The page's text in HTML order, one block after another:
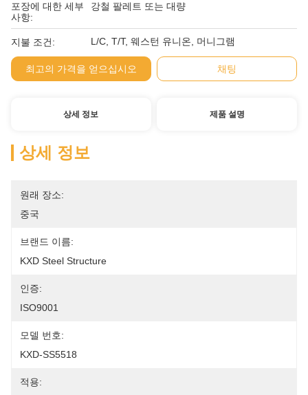
포장에 대한 세부
사항:
강철 팔레트 또는 대량
지불 조건: L/C, T/T, 웨스턴 유니온, 머니그램
최고의 가격을 얻으십시오 채팅
상세 정보 제품 설명
상세 정보
원래 장소:
중국
브랜드 이름:
KXD Steel Structure
인증:
ISO9001
모델 번호:
KXD-SS5518
적용: